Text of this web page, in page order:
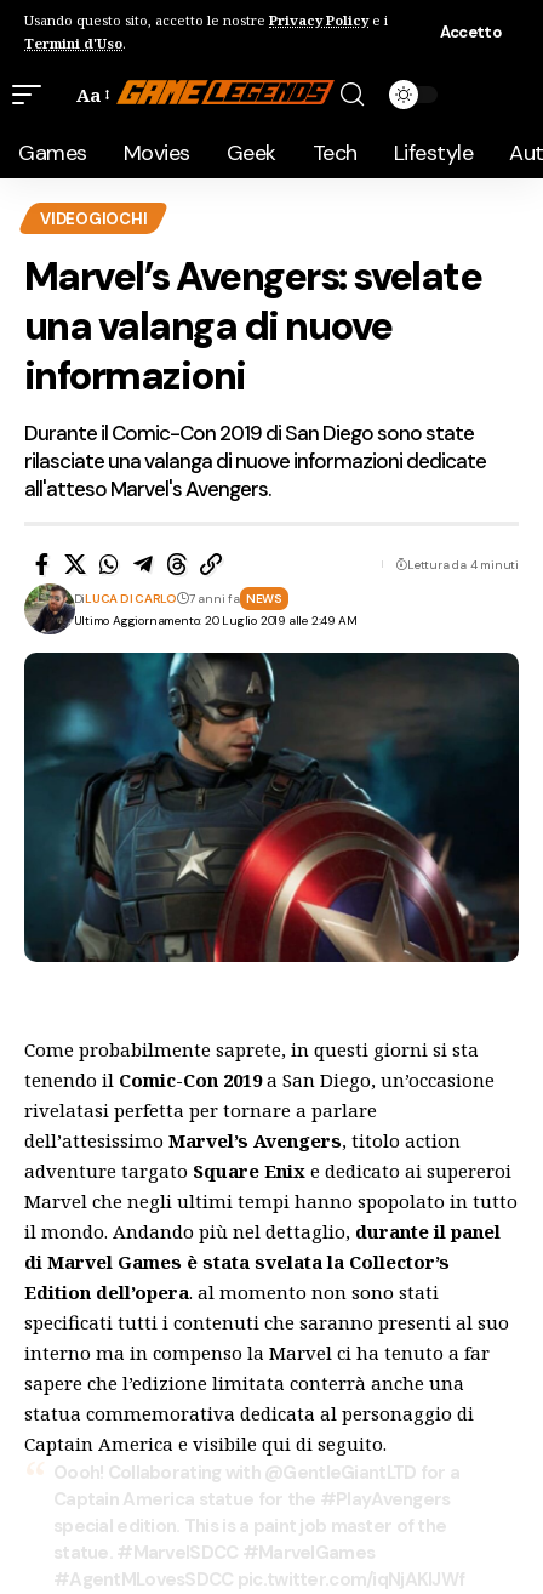
Usando questo sito, accetto le nostre Privacy Policye i
Termini d'Uso.
Accetto
Aa
Games Movies Geek Tech Lifestyle
VIDEOGIOCHI
Marvel’s Avengers: svelate
una valanga di nuove
informazioni
Durante il Comic-Con 2019 di San Diego sono state
rilasciate una valanga di nuove informazioni dedicate
all'atteso Marvel's Avengers.
Ultimo Aggiornamento: 20 Luglio 2019 alle 2:49 AM
DiLUCA DI CARLO 7 anni fa NEWS
Lettura da 4 minuti
Come probabilmente saprete, in questi giorni si sta
tenendo il Comic-Con 2019a San Diego, un’occasione
rivelatasi perfetta per tornare a parlare
dell’attesissimo Marvel’s Avengers, titolo action
adventure targato Square Enix e dedicato ai supereroi
Marvel che negli ultimi tempi hanno spopolato in tutto
il mondo. Andando più nel dettaglio, durante il panel
di Marvel Games è stata svelata la Collector’s
Edition dell’opera. al momento non sono stati
specificati tutti i contenuti che saranno presenti al suo
interno ma in compenso la Marvel ci ha tenuto a far
sapere che l’edizione limitata conterrà anche una
statua commemorativa dedicata al personaggio di
Captain America e visibile qui di seguito.
Oooh! Collaborating with @GentleGiantLTD for a
Captain America statue for the #PlayAvengers
special edition. This is a paint job master of the
statue. #MarvelSDCC #MarvelGames
#AgentMLovesSDCC pic.twitter.com/iqNjAKlJWf